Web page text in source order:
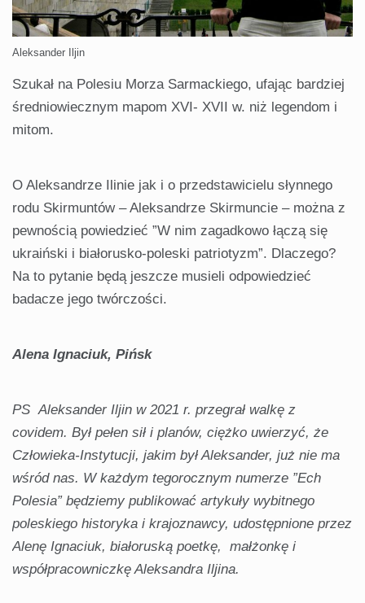
Aleksander Iljin
Szukał na Polesiu Morza Sarmackiego, ufając bardziej
średniowiecznym mapom XVI- XVII w. niż legendom i
mitom.
O Aleksandrze Ilinie jak i o przedstawicielu słynnego
rodu Skirmuntów – Aleksandrze Skirmuncie – można z
pewnością powiedzieć ”W nim zagadkowo łączą się
ukraiński i białorusko-poleski patriotyzm”. Dlaczego?
Na to pytanie będą jeszcze musieli odpowiedzieć
badacze jego twórczości.
Alena Ignaciuk, Pińsk
PS Aleksander Iljin w 2021 r. przegrał walkę z
covidem. Był pełen sił i planów, ciężko uwierzyć, że
Człowieka-Instytucji, jakim był Aleksander, już nie ma
wśród nas. W każdym tegorocznym numerze ”Ech
Polesia” będziemy publikować artykuły wybitnego
poleskiego historyka i krajoznawcy, udostępnione przez
Alenę Ignaciuk, białoruską poetkę, małżonkę i
współpracowniczkę Aleksandra Iljina.